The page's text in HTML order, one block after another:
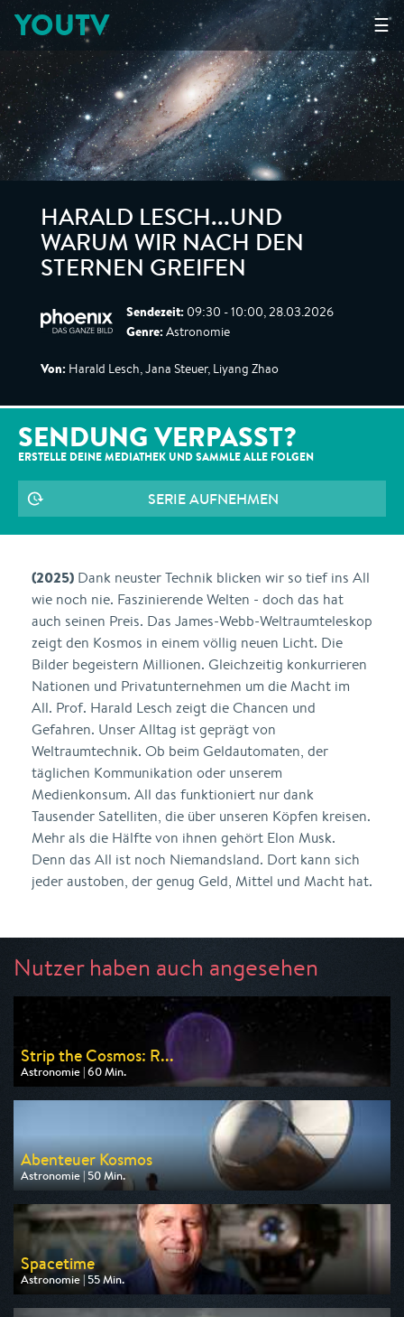
☰
YOUTV
HARALD LESCH...UND
WARUM WIR NACH DEN
STERNEN GREIFEN
Sendezeit: 09:30 - 10:00, 28.03.2026
Genre: Astronomie
Von: Harald Lesch, Jana Steuer, Liyang Zhao
SENDUNG VERPASST?
ERSTELLE DEINE MEDIATHEK UND SAMMLE ALLE FOLGEN
SERIE AUFNEHMEN
(2025) Dank neuster Technik blicken wir so tief ins All
wie noch nie. Faszinierende Welten - doch das hat
auch seinen Preis. Das James-Webb-Weltraumteleskop
zeigt den Kosmos in einem völlig neuen Licht. Die
Bilder begeistern Millionen. Gleichzeitig konkurrieren
Nationen und Privatunternehmen um die Macht im
All. Prof. Harald Lesch zeigt die Chancen und
Gefahren. Unser Alltag ist geprägt von
Weltraumtechnik. Ob beim Geldautomaten, der
täglichen Kommunikation oder unserem
Medienkonsum. All das funktioniert nur dank
Tausender Satelliten, die über unseren Köpfen kreisen.
Mehr als die Hälfte von ihnen gehört Elon Musk.
Denn das All ist noch Niemandsland. Dort kann sich
jeder austoben, der genug Geld, Mittel und Macht hat.
Nutzer haben auch angesehen
Strip the Cosmos: R...
Astronomie | 60 Min.
Ausgestrahlt von WELT
am 11.08.2026, 22:05
Abenteuer Kosmos
Astronomie | 50 Min.
Ausgestrahlt von ARD alpha
am 09.08.2026, 20:15
Spacetime
Astronomie | 55 Min.
Ausgestrahlt von N24 Doku
am 11.08.2026, 20:15